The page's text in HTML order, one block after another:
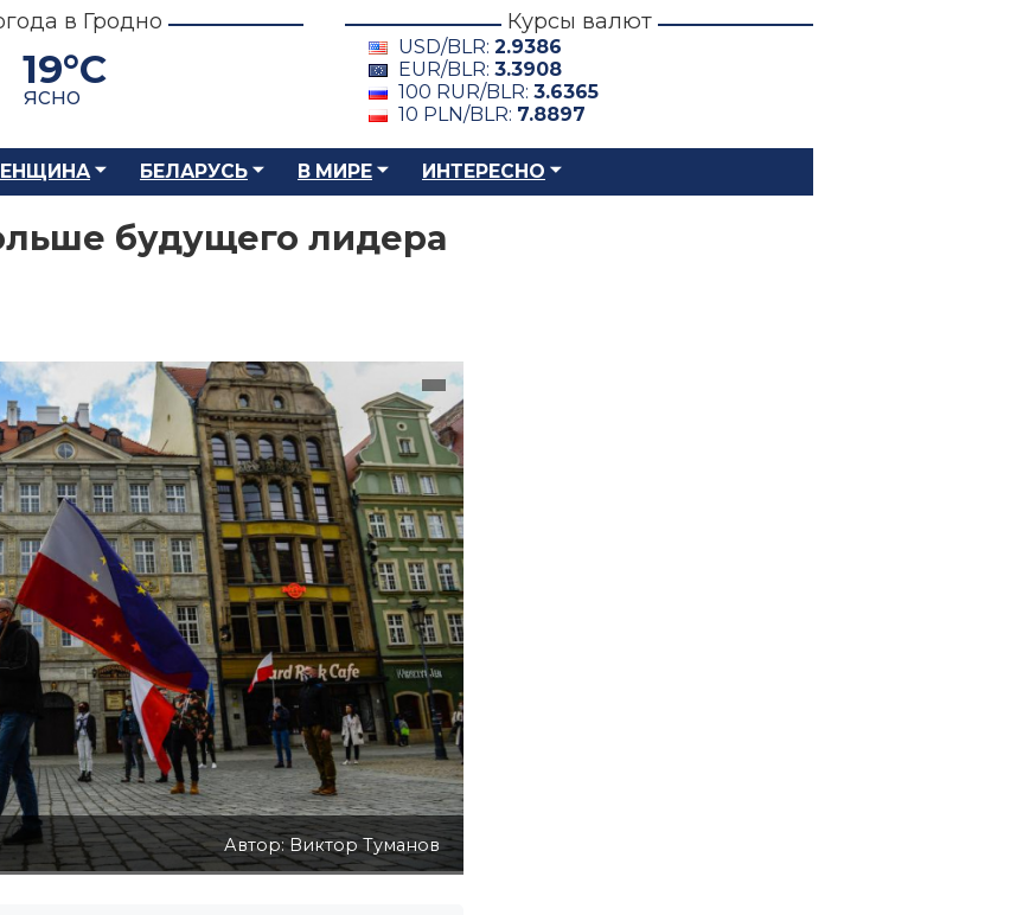
в Гродно
19°C
ясно
Курсы валют
USD/BLR: 2.9386
EUR/BLR: 3.3908
100 RUR/BLR: 3.6365
10 PLN/BLR: 7.8897
БЕЛАРУСЬ В МИРЕ ИНТЕРЕСНО
будущего лидера
Автор: Виктор Туманов